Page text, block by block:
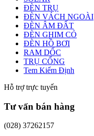
ĐÈN TRỤ
ĐÈN VÁCH NGOÀI
ĐÈN ÂM ĐẤT
ĐÈN GHIM CỎ
ĐÈN HỒ BƠI
RAM DỐC
TRỤ CỔNG
Tem Kiểm Định
Hỗ trợ trực tuyến
Tư vấn bán hàng
(028) 37262157